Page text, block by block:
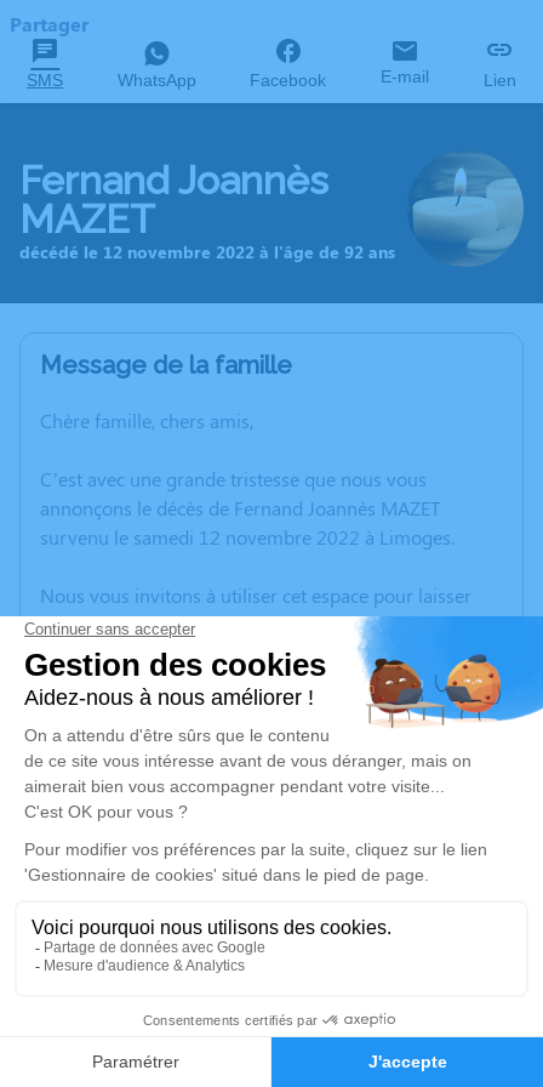
Faire-part Hommages
Partager
SMS WhatsApp Facebook E-mail Lien
Fernand Joannès
MAZET
décédé le 12 novembre 2022 à l'âge de 92 ans
Message de la famille
Chère famille, chers amis,
C’est avec une grande tristesse que nous vous
annonçons le décès de Fernand Joannès MAZET
survenu le samedi 12 novembre 2022 à Limoges.
Nous vous invitons à utiliser cet espace pour laisser
vos condoléances, partager des photos souvenirs, une
anecdote ou exprimer vos pensées à travers des
poèmes ou des textes. Cet endroit est un lieu
d'expression dédié à honorer la mémoire de Fernand
Joannès MAZET.
Un service de plantation d’arbre hommage est
disponible ici.
Je rends hommage
Cérémonie religieuse
Eglise d'Argentat d'Argentat-sur-Dordogne
1B Place de l'Eglise